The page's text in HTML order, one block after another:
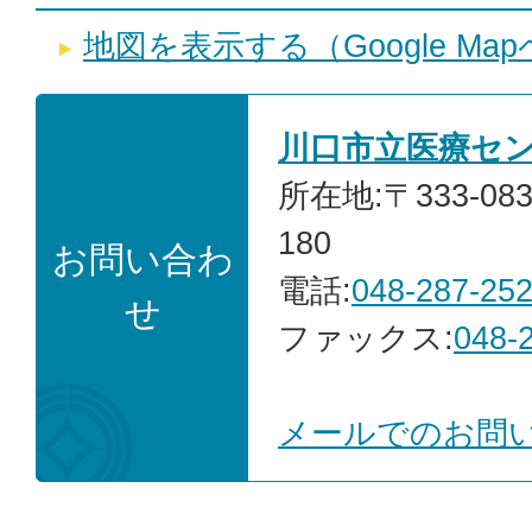
地図を表示する（Google Map
お問い合わ
せ
川口市立医療セ
所在地:〒333-
180
電話:048-287-
ファックス:048-
メールでのお問